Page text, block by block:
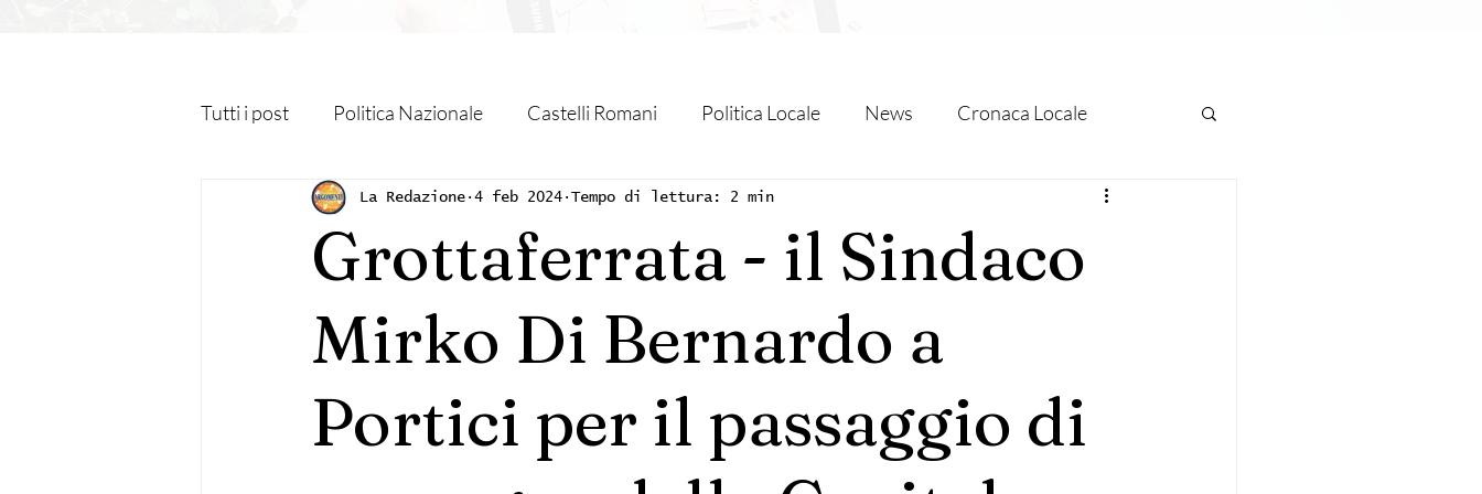
Tutti i post Politica Nazionale Castelli Romani Politica Locale News Cronaca Locale
Roma Capitale Regione Lazio Associazioni Sport Marino
Monteporzio Catone Partner Eventi Solidarietà Unione Europea
Grottaferrata - il Sindaco
Mirko Di Bernardo a
Portici per il passaggio di
La Redazione 4 feb 2024 Tempo di lettura: 2 min